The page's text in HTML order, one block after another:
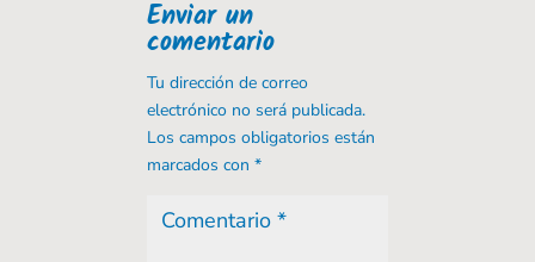
Enviar un
comentario
Tu dirección de correo
electrónico no será publicada.
Los campos obligatorios están
marcados con*